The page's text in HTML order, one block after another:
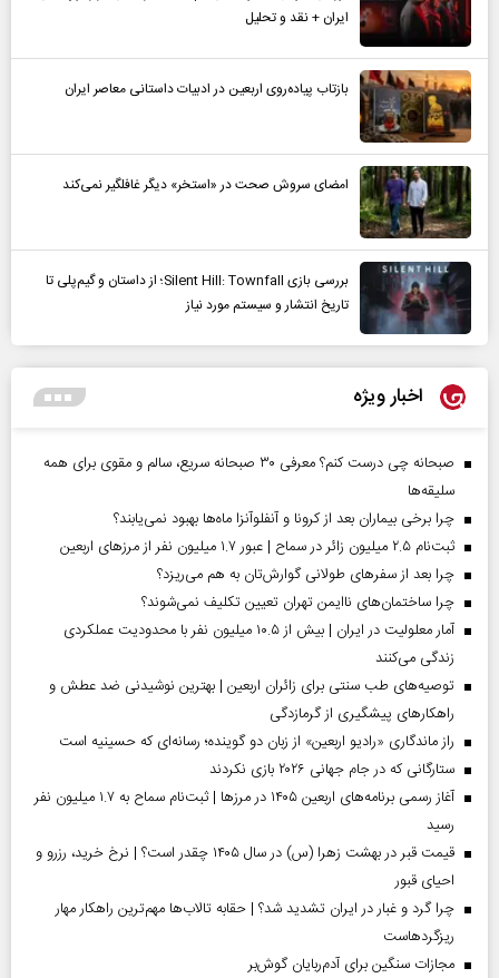
ایران + نقد و تحلیل
بازتاب پیاده‌روی اربعین در ادبیات داستانی معاصر ایران
امضای سروش صحت در «استخر» دیگر غافلگیر نمی‌کند
بررسی بازی Silent Hill: Townfall؛ از داستان و گیم‌پلی تا
تاریخ انتشار و سیستم مورد نیاز
اخبار ویژه
صبحانه چی درست کنم؟ معرفی ۳۰ صبحانه سریع، سالم و مقوی برای همه
سلیقه‌ها
چرا برخی بیماران بعد از کرونا و آنفلوآنزا ماه‌ها بهبود نمی‌یابند؟
ثبت‌نام ۲.۵ میلیون زائر در سماح | عبور ۱.۷ میلیون نفر از مرز‌های اربعین
چرا بعد از سفرهای طولانی گوارش‌تان به هم می‌ریزد؟
چرا ساختمان‌های ناایمن تهران تعیین تکلیف نمی‌شوند؟
آمار معلولیت در ایران | بیش از ۱۰.۵ میلیون نفر با محدودیت عملکردی
زندگی می‌کنند
توصیه‌های طب سنتی برای زائران اربعین | بهترین نوشیدنی ضد عطش و
راهکارهای پیشگیری از گرمازدگی
راز ماندگاری «رادیو اربعین» از زبان دو گوینده؛ رسانه‌ای که حسینیه است
ستارگانی که در جام جهانی ۲۰۲۶ بازی نکردند
آغاز رسمی برنامه‌های اربعین ۱۴۰۵ در مرز‌ها | ثبت‌نام سماح به ۱.۷ میلیون نفر
رسید
قیمت قبر در بهشت زهرا (س) در سال ۱۴۰۵ چقدر است؟ | نرخ خرید، رزرو و
احیای قبور
چرا گرد و غبار در ایران تشدید شد؟ | حقابه تالاب‌ها مهم‌ترین راهکار مهار
ریزگردهاست
مجازات سنگین برای آدم‌ربایان گوش‌بر